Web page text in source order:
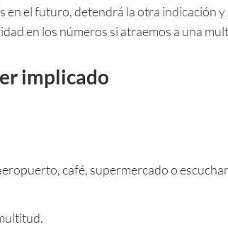
en el futuro, detendrá la otra indicación
en los números si atraemos a una
implicado
café, supermercado o